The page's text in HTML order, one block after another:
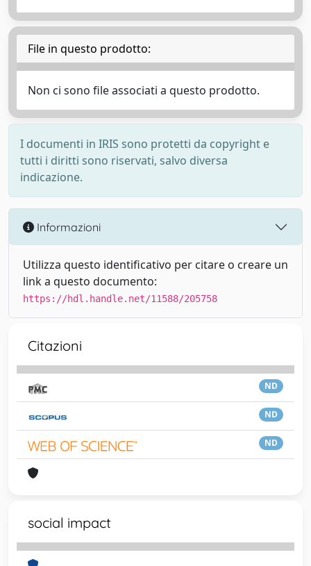
File in questo prodotto:
Non ci sono file associati a questo prodotto.
I documenti in IRIS sono protetti da copyright e
tutti i diritti sono riservati, salvo diversa
indicazione.
Informazioni
Utilizza questo identificativo per citare o creare un
link a questo documento:
https://hdl.handle.net/11588/205758
Citazioni
ND
ND
ND
social impact